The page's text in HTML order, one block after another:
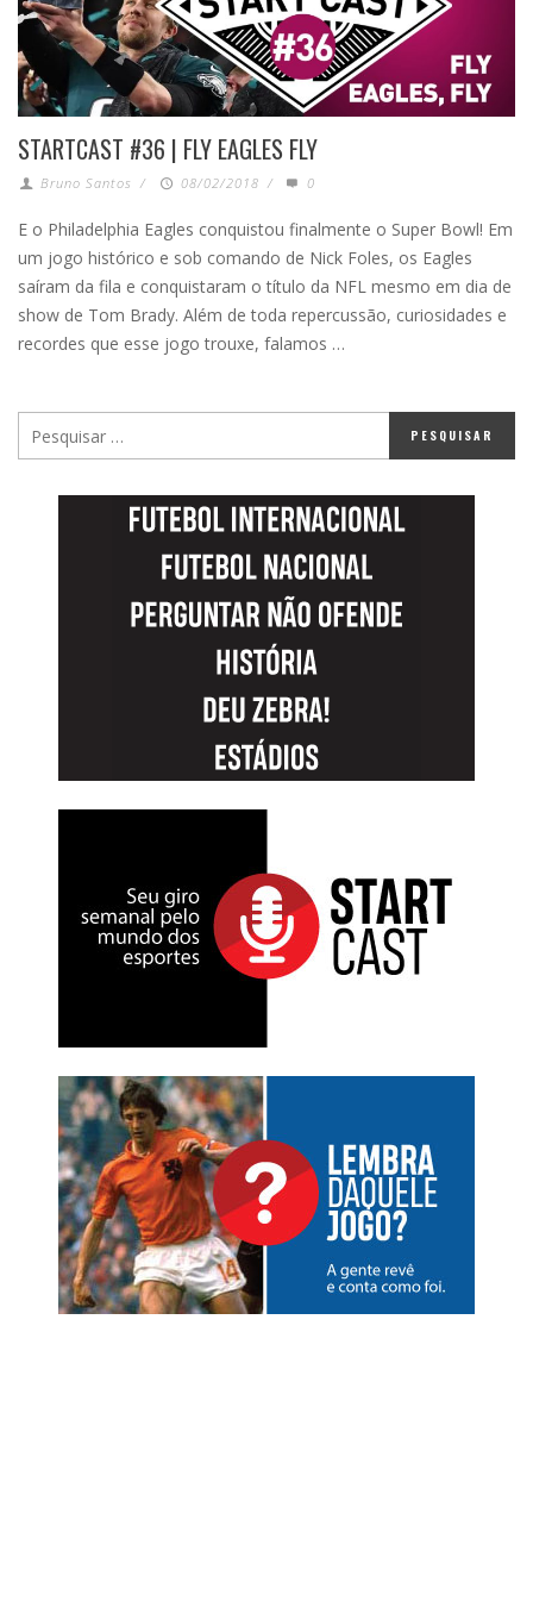
STARTCAST #36 | FLY EAGLES FLY
Bruno Santos / 08/02/2018 / 0
E o Philadelphia Eagles conquistou finalmente o Super Bowl! Em
um jogo histórico e sob comando de Nick Foles, os Eagles
saíram da fila e conquistaram o título da NFL mesmo em dia de
show de Tom Brady. Além de toda repercussão, curiosidades e
recordes que esse jogo trouxe, falamos …